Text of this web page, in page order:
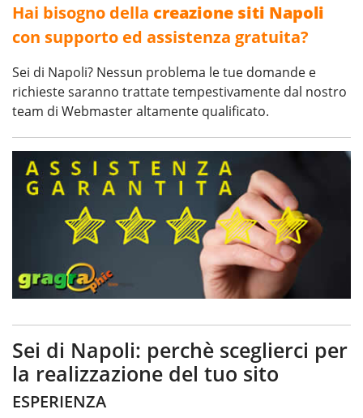
Hai bisogno della creazione siti Napoli
con supporto ed assistenza gratuita?
Sei di Napoli? Nessun problema le tue domande e
richieste saranno trattate tempestivamente dal nostro
team di Webmaster altamente qualificato.
Sei di Napoli: perchè sceglierci per
la realizzazione del tuo sito
ESPERIENZA